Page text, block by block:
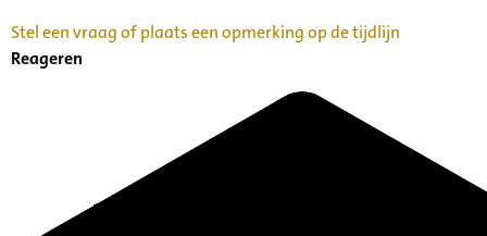
Stel een vraag of plaats een opmerking op de tijdlijn
Reageren